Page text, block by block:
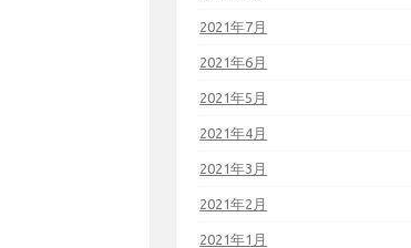
2021年7月
2021年6月
2021年5月
2021年4月
2021年3月
2021年2月
2021年1月